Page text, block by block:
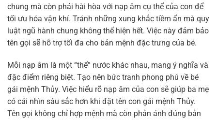
chung mà còn phải hài hòa với nạp âm cụ thể của con để
tối ưu hóa vận khí. Tránh những xung khắc tiềm ẩn mà quy
luật ngũ hành chung không thể hiện hết. Việc này đảm bảo
tên gọi sẽ hỗ trợ tối đa cho bản mệnh đặc trưng của bé.
Mỗi nạp âm là một “thể” nước khác nhau, mang ý nghĩa và
đặc điểm riêng biệt. Tạo nên bức tranh phong phú về bé
gái mệnh Thủy. Việc hiểu rõ nạp âm của con sẽ giúp ba mẹ
có cái nhìn sâu sắc hơn khi đặt tên con gái mệnh Thủy.
Tên gọi không chỉ hợp mệnh mà còn phản ánh đúng bản